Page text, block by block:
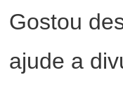
Gostou
ajude a